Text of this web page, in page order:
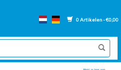
0 Artikelen - €0,00